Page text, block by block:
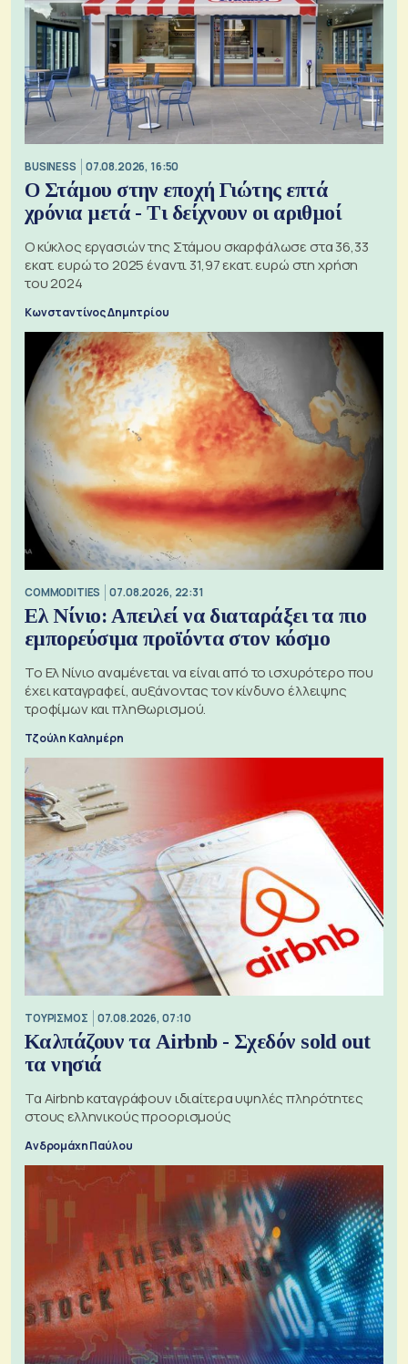
BUSINESS 07.08.2026, 16:50
Ο Στάμου στην εποχή Γιώτης επτά
χρόνια μετά - Τι δείχνουν οι αριθμοί
Ο κύκλος εργασιών της Στάμου σκαρφάλωσε στα 36,33
εκατ. ευρώ το 2025 έναντι 31,97 εκατ. ευρώ στη χρήση
του 2024
Κωνσταντίνος Δημητρίου
COMMODITIES 07.08.2026, 22:31
Ελ Νίνιο: Απειλεί να διαταράξει τα πιο
εμπορεύσιμα προϊόντα στον κόσμο
Το Ελ Νίνιο αναμένεται να είναι από το ισχυρότερο που
έχει καταγραφεί, αυξάνοντας τον κίνδυνο έλλειψης
τροφίμων και πληθωρισμού.
Τζούλη Καλημέρη
ΤΟΥΡΙΣΜΟΣ 07.08.2026, 07:10
Καλπάζουν τα Airbnb - Σχεδόν sold out
τα νησιά
Τα Airbnb καταγράφουν ιδιαίτερα υψηλές πληρότητες
στους ελληνικούς προορισμούς
Ανδρομάχη Παύλου